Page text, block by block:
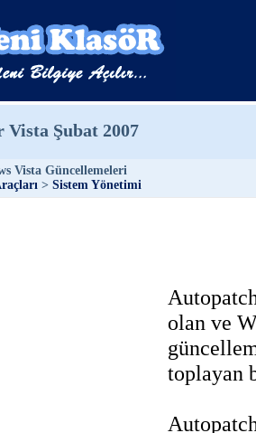
Vista Şubat 2007
Vista Güncellemeleri
> Sistem Yönetimi
olan ve
toplayan